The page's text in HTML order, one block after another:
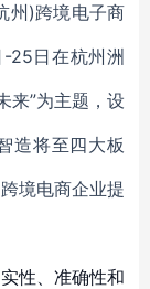
州)跨境电子商
25日在杭州洲
来”为主题，设
造将至四大板
境电商企业提
性、准确性和